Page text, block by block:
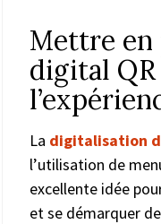
Mettre en
digital
La digitalisation
l’utilisation de
excellente idée
et se démarquer